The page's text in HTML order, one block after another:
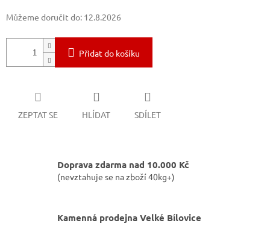
Můžeme doručit do: 12.8.2026
Přidat do košíku
ZEPTAT SE HLÍDAT SDÍLET
Doprava zdarma nad 10.000 Kč
(nevztahuje se na zboží 40kg+)
Kamenná prodejna Velké Bílovice